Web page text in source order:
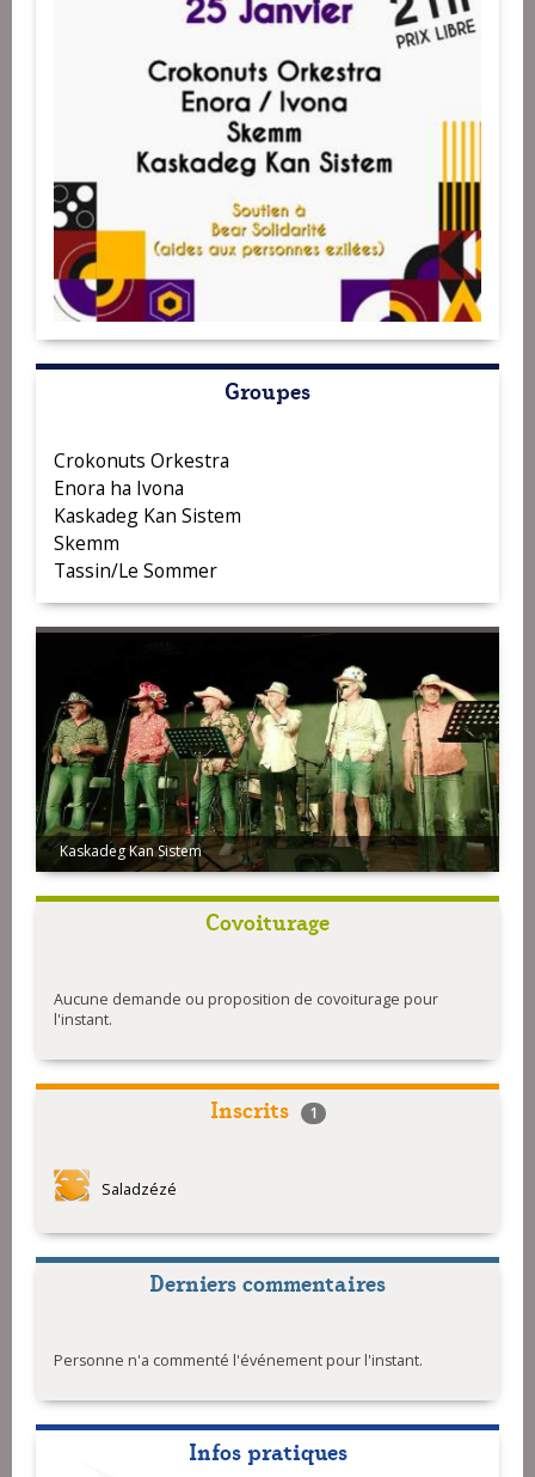
Groupes
Crokonuts Orkestra
Enora ha Ivona
Kaskadeg Kan Sistem
Skemm
Tassin/Le Sommer
Kaskadeg Kan Sistem
Skemm
Covoiturage
Aucune demande ou proposition de covoiturage pour
l'instant.
Inscrits 1
Saladzézé
Derniers commentaires
Personne n'a commenté l'événement pour l'instant.
Infos pratiques